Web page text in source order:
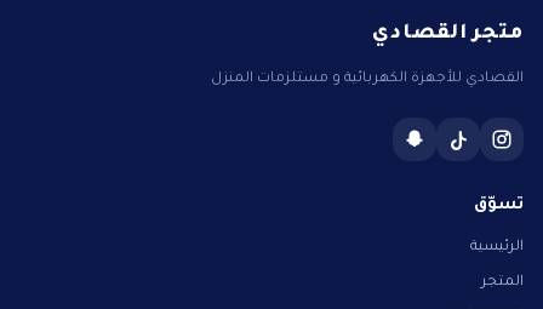
متجر القصادي
القصادي للأجهزة الكهربائية و مستلزمات المنزل
تسوّق
الرئيسية
المتجر